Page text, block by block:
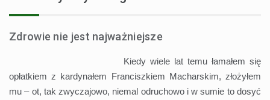
Zdrowie nie jest najważniejsze
Kiedy wiele lat temu łamałem się
opłatkiem z kardynałem Franciszkiem Macharskim, złożyłem
mu – ot, tak zwyczajowo, niemal odruchowo i w sumie to dosyć